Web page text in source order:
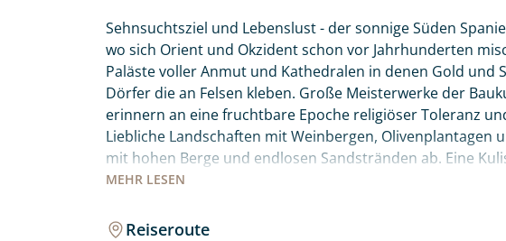
MEHR LESEN
Sehnsuchtsziel und Lebenslust - der sonnige Süden
wo sich Orient und Okzident schon vor Jahrhunderten
Paläste voller Anmut und Kathedralen in denen Gold und
Dörfer die an Felsen kleben. Große Meisterwerke der
erinnern an eine fruchtbare Epoche religiöser Toleranz
Liebliche Landschaften mit Weinbergen, Olivenplantagen
mit hohen Berge und endlosen Sandstränden ab. Eine
Lebenslust. Erfahren Sie Andalusien auf eigene Faust und
Reiseroute